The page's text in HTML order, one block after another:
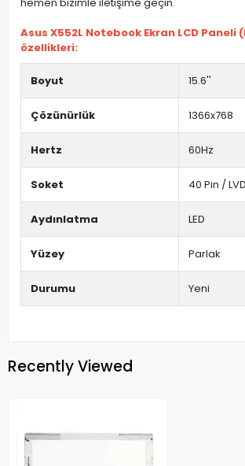
Asus X552L Notebook Ekran LCD Paneli
özellikleri:
Boyut 15.6''
Çözünürlük 1366x768
Hertz 60Hz
Soket 40 Pin /
Aydınlatma LED
Yüzey Parlak
Durumu Yeni
Recently Viewed